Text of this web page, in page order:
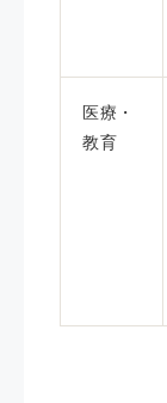
医療・
教育